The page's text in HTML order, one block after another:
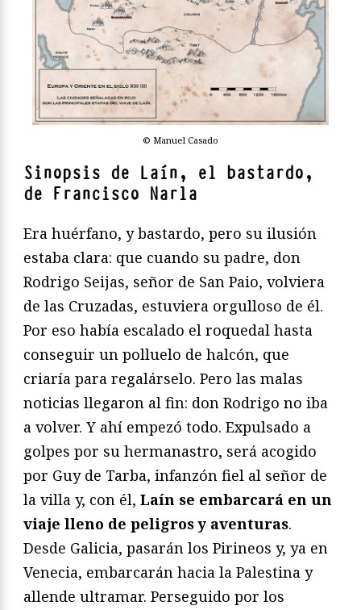
© Manuel Casado
Sinopsis de Laín, el bastardo,
de Francisco Narla
Era huérfano, y bastardo, pero su ilusión
estaba clara: que cuando su padre, don
Rodrigo Seijas, señor de San Paio, volviera
de las Cruzadas, estuviera orgulloso de él.
Por eso había escalado el roquedal hasta
conseguir un polluelo de halcón, que
criaría para regalárselo. Pero las malas
noticias llegaron al fin: don Rodrigo no iba
a volver. Y ahí empezó todo. Expulsado a
golpes por su hermanastro, será acogido
por Guy de Tarba, infanzón fiel al señor de
la villa y, con él, Laín se embarcará en un
viaje lleno de peligros y aventuras.
Desde Galicia, pasarán los Pirineos y, ya en
Venecia, embarcarán hacia la Palestina y
allende ultramar. Perseguido por los